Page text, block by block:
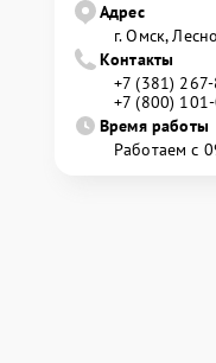
Адрес
г. Омск,
Контакты
+7 (381)
+7 (800)
Время работы
Работаем с